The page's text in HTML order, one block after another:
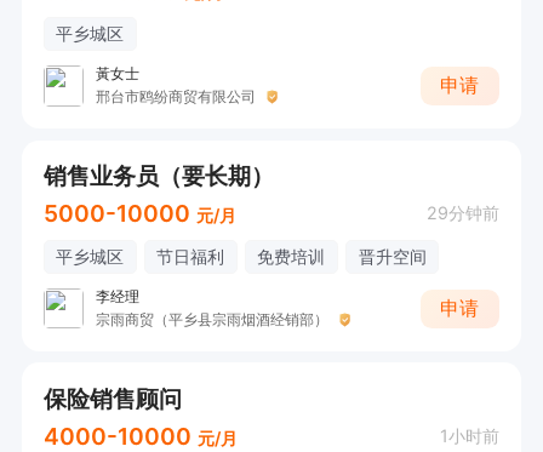
平乡城区
黃女士
邢台市鸥纷商贸有限公司
申请
销售业务员（要长期）
5000-10000 元/月 29分钟前
平乡城区 节日福利 免费培训 晋升空间
李经理
宗雨商贸（平乡县宗雨烟酒经销部）
申请
保险销售顾问
4000-10000 元/月 1小时前